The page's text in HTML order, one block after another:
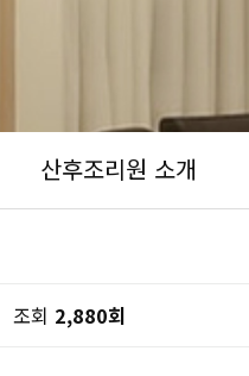
산후조리원 소개
조회 2,880회